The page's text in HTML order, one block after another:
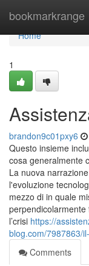
bookmarkrange
Home
Home
1
brandon9c01pxy6
Questo insieme
cosa generalmente
La nuova
l'evoluzione
mezzo di in quale
l’crisi https://
blog.com/7987863/
Comments